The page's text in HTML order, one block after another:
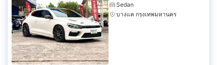
Sedan
บางแค กรุงเทพมหานคร